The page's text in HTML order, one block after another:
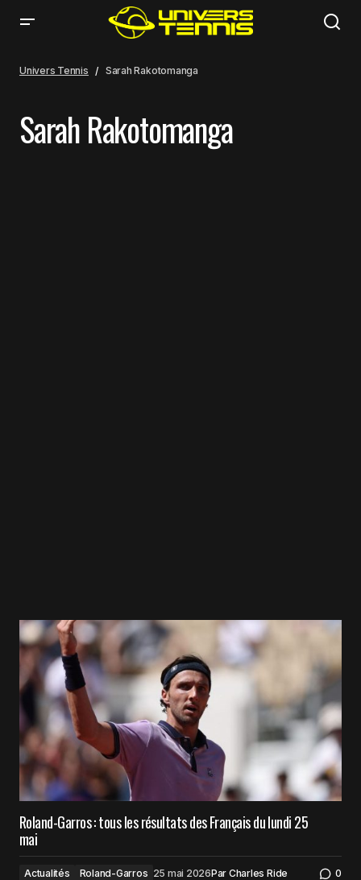
Univers Tennis Sarah Rakotomanga
Sarah Rakotomanga
Roland-Garros : tous les résultats des Français du lundi 25
mai
Actualités Roland-Garros 25 mai 2026Par Charles Ride 0